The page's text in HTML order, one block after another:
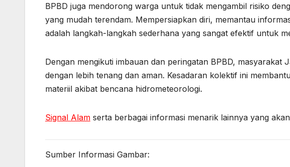
BPBD juga mendorong warga untuk tidak mengambil risiko
yang mudah terendam. Mempersiapkan diri, memantau
adalah langkah-langkah sederhana yang sangat efektif untuk
Dengan mengikuti imbauan dan peringatan BPBD, masyarakat
dengan lebih tenang dan aman. Kesadaran kolektif ini
materiil akibat bencana hidrometeorologi.
Signal Alam serta berbagai informasi menarik lainnya yang
Sumber Informasi Gambar: